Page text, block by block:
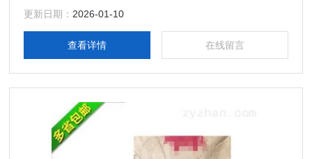
水。
更新日期： 2026-01-10
查看详情 在线留言